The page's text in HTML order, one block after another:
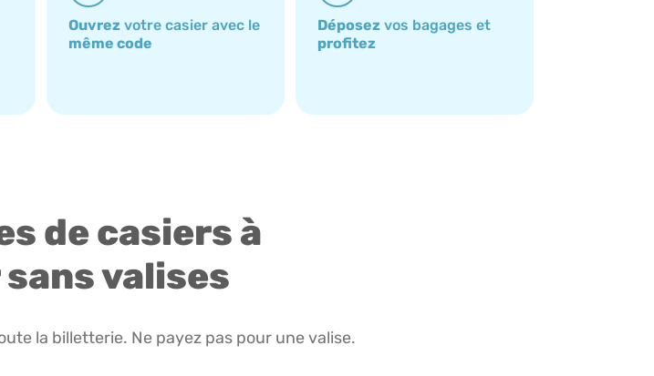
Ouvrez votre casier avec le
même code
Déposez vos bagages et
profitez
de casiers à
valises
la billetterie. Ne payez pas pour une valise.